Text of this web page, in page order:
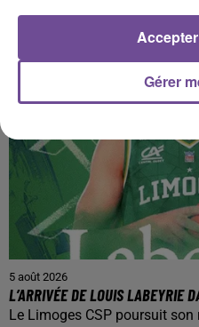
5 août 2026
L’ARRIVÉE DE LOUIS LABEYRIE
Le Limoges CSP poursuit
Gérer